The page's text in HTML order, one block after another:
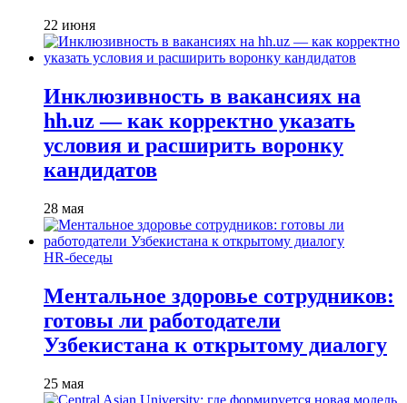
22 июня
Инклюзивность в вакансиях на
hh.uz — как корректно указать
условия и расширить воронку
кандидатов
28 мая
HR-беседы
Ментальное здоровье сотрудников:
готовы ли работодатели
Узбекистана к открытому диалогу
25 мая